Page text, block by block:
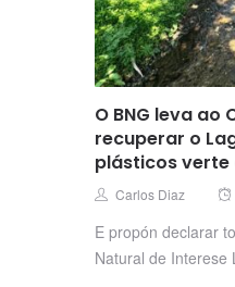
O BNG leva ao
recuperar o
plásticos verte
Author
Carlos Diaz
E propón declarar
Natural de Interese